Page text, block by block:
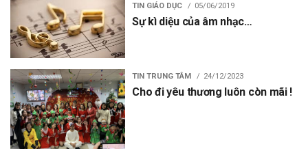
TIN GIÁO DỤC 05/06/2019
Sự kì diệu của âm nhạc…
TIN TRUNG TÂM 24/12/2023
Cho đi yêu thương luôn còn mãi !